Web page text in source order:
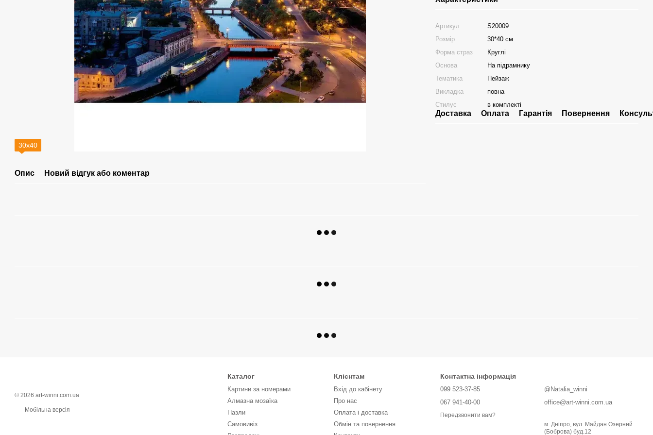
30х40
Опис Новий відгук або коментар
Артикул
S20009
Розмір
30*40 см
Форма страз
Круглі
Основа
На підрамнику
Тематика
Пейзаж
Викладка
повна
Стилус
в комплекті
Доставка Оплата Гарантія Повернення
© 2026 art-winni.com.ua
Мобільна версія
Каталог
Картини за номерами
Алмазна мозаїка
Пазли
Самовивіз
Клієнтам
Вхід до кабінету
Про нас
Оплата і доставка
Обмін та повернення
Контактна інформація
099 523-37-85
067 941-40-00
Передзвонити вам?
@Natalia_winni
office@art-winni.com.ua
м. Дніпро, вул. Майдан Озерний
(Боброва) буд.12